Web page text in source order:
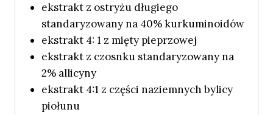
ekstrakt z ostryżu długiego
standaryzowany na 40% kurkuminoidów
ekstrakt 4: 1 z mięty pieprzowej
ekstrakt z czosnku standaryzowany na
2% allicyny
ekstrakt 4:1 z części naziemnych bylicy
piołunu